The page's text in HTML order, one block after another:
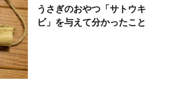
うさぎのおやつ「サトウキ
ビ」を与えて分かったこと